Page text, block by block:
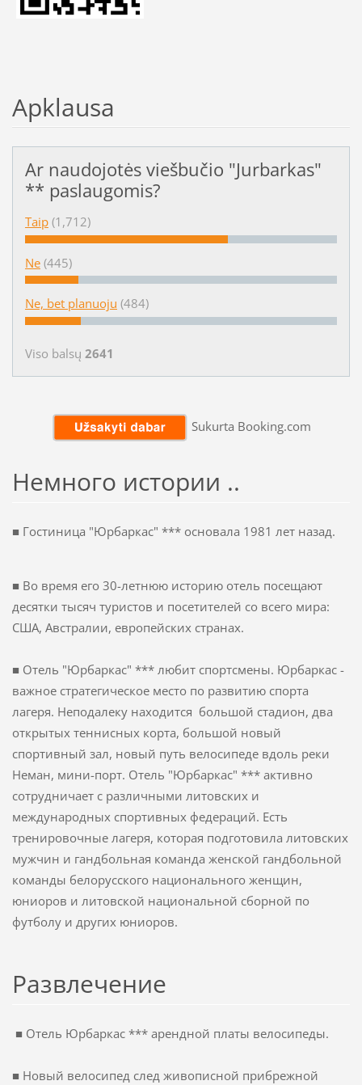
Apklausa
Ar naudojotės viešbučio "Jurbarkas"
** paslaugomis?
Taip (1,712)
Ne (445)
Ne, bet planuoju (484)
Viso balsų 2641
Sukurta Booking.com
Немного истории ..
■ Гостиница "Юрбаркас" *** основалa 1981 лет назад.
■ Во время его 30-летнюю историю отель посещают
десятки тысяч туристов и посетителей со всего мира:
США, Австралии, европейских странах.
■ Отель "Юрбаркас" *** любит спортсмены. Юрбаркас -
важное стратегическое место по развитию спорта
лагеря. Неподалеку находится большой стадион, два
открытых теннисных корта, большой новый
спортивный зал, новый путь велосипеде вдоль реки
Неман, мини-порт. Отель "Юрбаркас" *** активно
сотрудничает с различными литовских и
международных спортивных федераций. Есть
тренировочные лагеря, которая подготовила литовских
мужчин и гандбольная команда женской гандбольной
команды белорусского национального женщин,
юниоров и литовской национальной сборной по
футболу и других юниоров.
Развлечение
■ Отель Юрбаркас *** арендной платы велосипеды.
■ Новый велосипед след живописной прибрежной